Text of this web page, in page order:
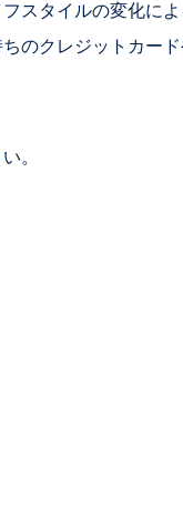
スタイルの変化に
のクレジットカー
。